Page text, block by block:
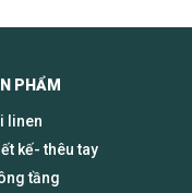
PHẨM
linen
kế- thêu tay
tầng